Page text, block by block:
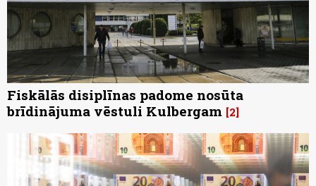
Fiskālās disiplīnas padome nosūta
brīdinājuma vēstuli Kulbergam 2